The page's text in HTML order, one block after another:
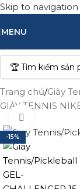
Skip to navigation
MENU
Trang chủ/Giày
GIÀY TENNIS
-15%